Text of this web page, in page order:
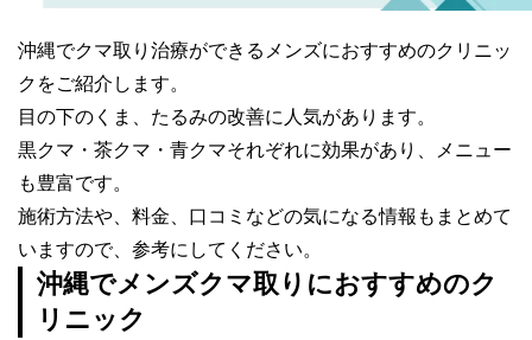
沖縄でクマ取り治療ができるメンズにおすすめのクリニッ
クをご紹介します。
目の下のくま、たるみの改善に人気があります。
黒クマ・茶クマ・青クマそれぞれに効果があり、メニュー
も豊富です。
施術方法や、料金、口コミなどの気になる情報もまとめて
いますので、参考にしてください。
沖縄でメンズクマ取りにおすすめのク
リニック